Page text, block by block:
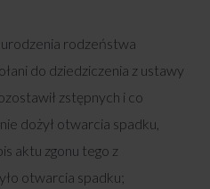
rodzeństwa
do dziedziczenia z ustawy
zstępnych i co
dożył otwarcia spadku,
aktu zgonu tego z
otwarcia spadku;